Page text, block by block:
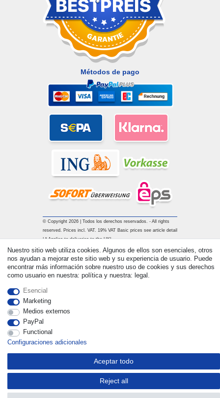
Métodos de pago
© Copyright 2026 | Todos los derechos reservados. - All rights
reserved. Prices incl. VAT. 19% VAT Basic prices see article detail
| * Applies to deliveries to the UK!
Nuestro sitio web utiliza cookies. Algunos de ellos son esenciales, otros
nos ayudan a mejorar este sitio web y su experiencia de usuario. Puede
encontrar más información sobre nuestro uso de cookies y sus derechos
como usuario en nuestra: política y nuestra: legal.
Esencial
Marketing
Medios externos
PayPal
Functional
Configuraciones adicionales
Aceptar todo
Reject all
Withdraw from contract here Contacto